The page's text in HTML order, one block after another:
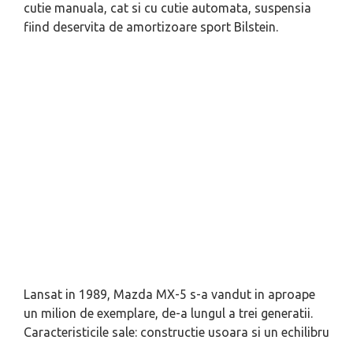
cutie manuala, cat si cu cutie automata, suspensia
fiind deservita de amortizoare sport Bilstein.
Lansat in 1989, Mazda MX-5 s-a vandut in aproape
un milion de exemplare, de-a lungul a trei generatii.
Caracteristicile sale: constructie usoara si un echilibru